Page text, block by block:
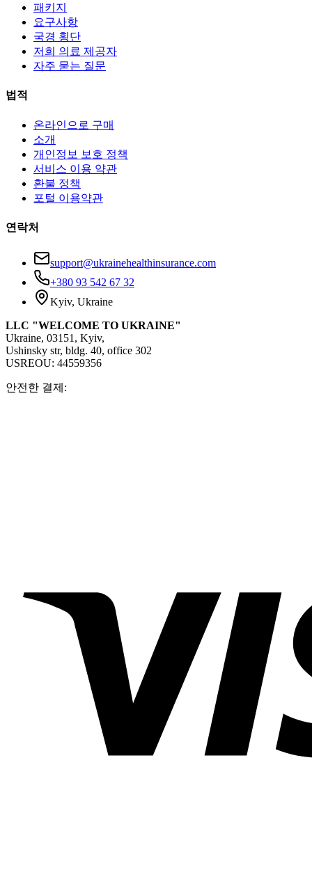
패키지
요구사항
국경 횡단
저희 의료 제공자
자주 묻는 질문
법적
온라인으로 구매
소개
개인정보 보호 정책
서비스 이용 약관
환불 정책
포털 이용약관
연락처
support@ukrainehealthinsurance.com
+380 93 542 67 32
Kyiv, Ukraine
LLC "WELCOME TO UKRAINE"
Ukraine, 03151, Kyiv,
Ushinsky str, bldg. 40, office 302
USREOU: 44559356
안전한 결제: